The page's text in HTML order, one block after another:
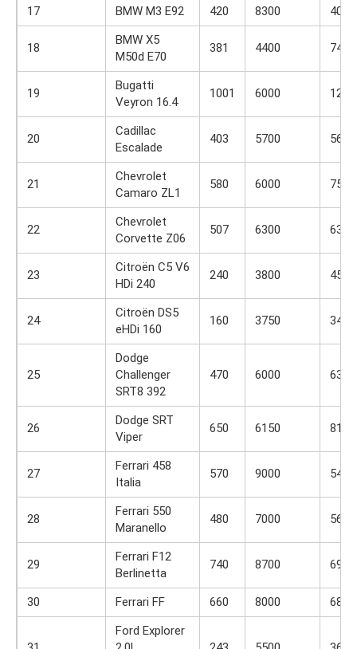
17
BMW M3 E92 420 8300 400
18
BMW X5
M50d E70
381 4400 740
19
Bugatti
Veyron 16.4
1001 6000 1250
20
Cadillac
Escalade
403 5700 565
21
Chevrolet
Camaro ZL1
580 6000 754
22
Chevrolet
Corvette Z06
507 6300 637
23
Citroën C5 V6
HDi 240
240 3800 450
24
Citroën DS5
eHDi 160
160 3750 340
25
Dodge
Challenger
SRT8 392
470 6000 637
26
Dodge SRT
Viper
650 6150 814
27
Ferrari 458
Italia
570 9000 540
28
Ferrari 550
Maranello
480 7000 569
29
Ferrari F12
Berlinetta
740 8700 690
30 Ferrari FF 660 8000 683
Ford Explorer